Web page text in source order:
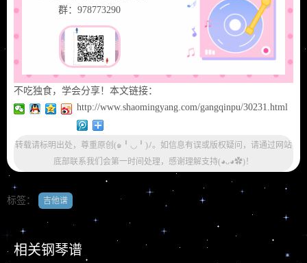
群：978773290
不吃独食，学会分享！本文链接：
http://www.shaomingyang.com/gangqinpu/30231.html
转载请标明出处，尊重原创(๑╹◡╹)ﾉ。如信息有误或版权疑问，请通过网站
底部联系我们会第一时间处理，感谢理解支持(◕ᴗ◕✿)！
标签： 吉他谱
相关钢琴谱